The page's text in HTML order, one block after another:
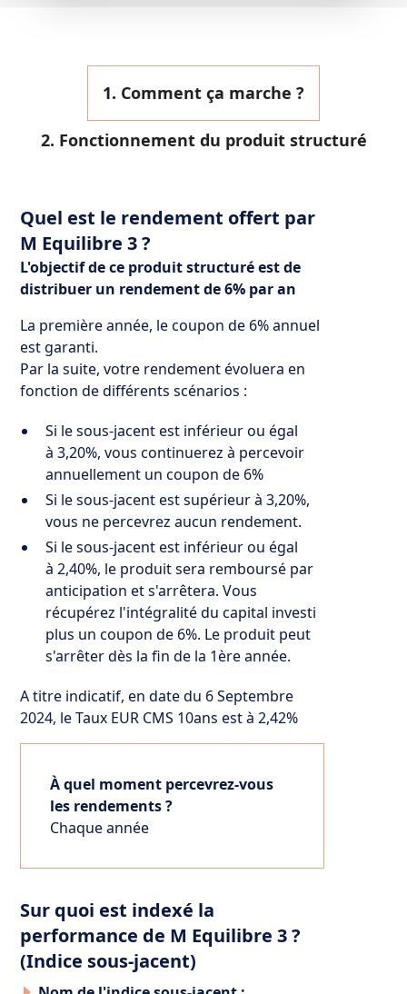
1. Comment ça marche ?
2. Fonctionnement du produit structuré
Quel est le rendement offert par
M Equilibre 3 ?
L'objectif de ce produit structuré est de
distribuer un rendement de 6% par an
La première année, le coupon de 6% annuel
est garanti.
Par la suite, votre rendement évoluera en
fonction de différents scénarios :
Si le sous-jacent est inférieur ou égal
à 3,20%, vous continuerez à percevoir
annuellement un coupon de 6%
Si le sous-jacent est supérieur à 3,20%,
vous ne percevrez aucun rendement.
Si le sous-jacent est inférieur ou égal
à 2,40%, le produit sera remboursé par
anticipation et s'arrêtera. Vous
récupérez l'intégralité du capital investi
plus un coupon de 6%. Le produit peut
s'arrêter dès la fin de la 1ère année.
A titre indicatif, en date du 6 Septembre
2024, le Taux EUR CMS 10ans est à 2,42%
À quel moment percevrez-vous
les rendements ?
Chaque année
Sur quoi est indexé la
performance de M Equilibre 3 ?
(Indice sous-jacent)